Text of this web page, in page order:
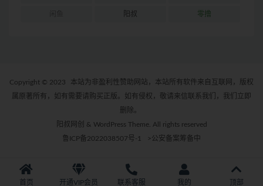
阳叔 零撸
Copyright © 2023
本站为非盈利性赞助网站，本站所有软件来自互联网，版权
属原著所有，如有需要请购买正版。如有侵权，敬请来信联系我们，我们立即
删除。
阳叔网创 & WordPress Theme. All rights reserved
鲁ICP备2022038507号-1
>公安备案筹备中
首页 开通VIP会员 联系客服 我的 顶部